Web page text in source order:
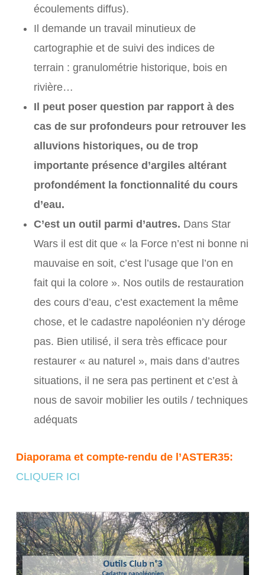
écoulements diffus).
Il demande un travail minutieux de
cartographie et de suivi des indices de
terrain : granulométrie historique, bois en
rivière…
Il peut poser question par rapport à des
cas de sur profondeurs pour retrouver les
alluvions historiques, ou de trop
importante présence d’argiles altérant
profondément la fonctionnalité du cours
d’eau.
C’est un outil parmi d’autres. Dans Star
Wars il est dit que « la Force n’est ni bonne ni
mauvaise en soit, c’est l’usage que l’on en
fait qui la colore ». Nos outils de restauration
des cours d’eau, c’est exactement la même
chose, et le cadastre napoléonien n’y déroge
pas. Bien utilisé, il sera très efficace pour
restaurer « au naturel », mais dans d’autres
situations, il ne sera pas pertinent et c’est à
nous de savoir mobilier les outils / techniques
adéquats
Diaporama et compte-rendu de l’ASTER35:
CLIQUER ICI